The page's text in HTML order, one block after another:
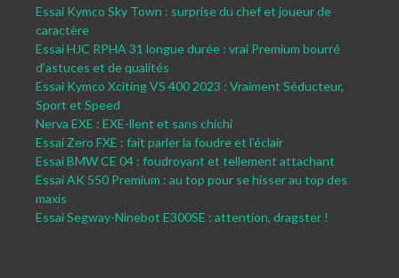
Essai Kymco Sky Town : surprise du chef et joueur de
caractère
Essai HJC RPHA 31 longue durée : vrai Premium bourré
d’astuces et de qualités
Essai Kymco Xciting VS 400 2023 : Vraiment Séducteur,
Sport et Speed
Nerva EXE : EXE-llent et sans chichi
Essai Zero FXE : fait parler la foudre et l’éclair
Essai BMW CE 04 : foudroyant et tellement attachant
Essai AK 550 Premium : au top pour se hisser au top des
maxis
Essai Segway-Ninebot E300SE : attention, dragster !